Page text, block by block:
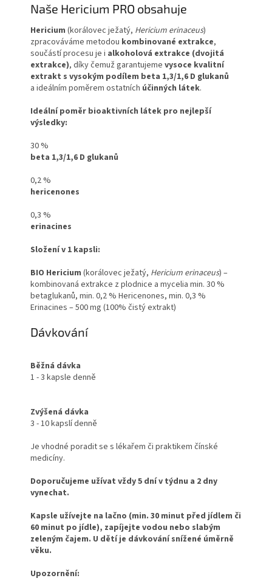
Naše Hericium PRO obsahuje
Hericium (korálovec ježatý, Hericium erinaceus)
zpracováváme metodou kombinované extrakce,
součástí procesu je i alkoholová extrakce (dvojitá
extrakce), díky čemuž garantujeme vysoce kvalitní
extrakt s vysokým podílem beta 1,3/1,6 D glukanů
a ideálním poměrem ostatních účinných látek.
Ideální poměr bioaktivních látek pro nejlepší
výsledky:
30 %
beta 1,3/1,6 D glukanů
0,2 %
hericenones
0,3 %
erinacines
Složení v 1 kapsli:
BIO Hericium (korálovec ježatý, Hericium erinaceus) –
kombinovaná extrakce z plodnice a mycelia min. 30 %
betaglukanů, min. 0,2 % Hericenones, min. 0,3 %
Erinacines – 500 mg (100% čistý extrakt)
Dávkování
Běžná dávka
1 - 3 kapsle denně
Zvýšená dávka
3 - 10 kapslí denně
Je vhodné poradit se s lékařem či praktikem čínské
medicíny.
Doporučujeme užívat vždy 5 dní v týdnu a 2 dny
vynechat.
Kapsle užívejte na lačno (min. 30 minut před jídlem či
60 minut po jídle), zapíjejte vodou nebo slabým
zeleným čajem. U dětí je dávkování snížené úměrně
věku.
Upozornění: